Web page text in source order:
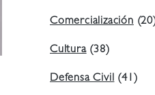
Comercialización
Cultura(38)
Defensa Civil(41)